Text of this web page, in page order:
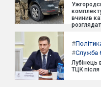
вчинив
#
#Служба
Лубінець
ТЦК